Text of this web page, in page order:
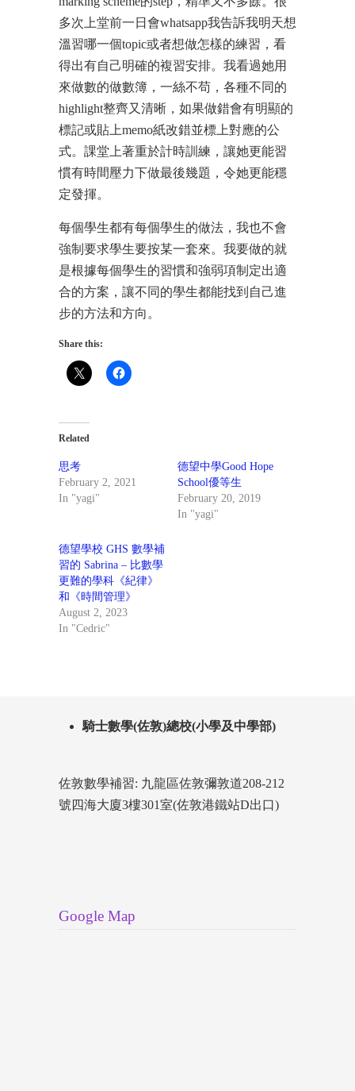
多次上堂前一日會whatsapp我告訴我明天想
溫習哪一個topic或者想做怎樣的練習，看
得出有自己明確的複習安排。我看過她用
來做數的做數簿，一絲不苟，各種不同的
highlight整齊又清晰，如果做錯會有明顯的
標記或貼上memo紙改錯並標上對應的公
式。課堂上著重於計時訓練，讓她更能習
慣有時間壓力下做最後幾題，令她更能穩
定發揮。
每個學生都有每個學生的做法，我也不會
強制要求學生要按某一套來。我要做的就
是根據每個學生的習慣和強弱項制定出適
合的方案，讓不同的學生都能找到自己進
步的方法和方向。
Share this:
Related
思考
February 2, 2021
In "yagi"
德望中學Good Hope
School優等生
February 20, 2019
In "yagi"
德望學校 GHS 數學補
習的 Sabrina – 比數學
更難的學科《紀律》
和《時間管理》
August 2, 2023
In "Cedric"
騎士數學(佐敦)總校(小學及中學部)
佐敦數學補習: 九龍區佐敦彌敦道208-212
號四海大廈3樓301室(佐敦港鐵站D出口)
Google Map